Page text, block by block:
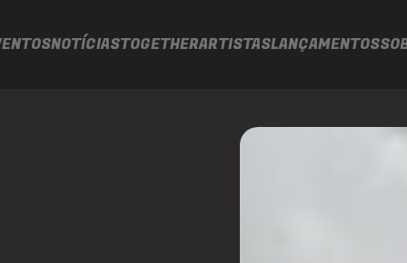
NOTÍCIASTOGETHERARTISTASLANÇAMENTOS